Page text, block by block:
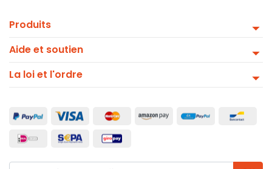
Produits
Aide et soutien
La loi et l'ordre